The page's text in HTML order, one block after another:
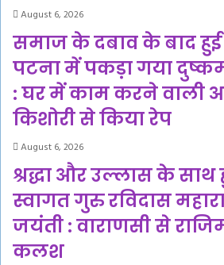
August 6, 2026
समाज के दबाव के बाद हुई
पटना में पकड़ा गया
: घर में काम करने वाली
किशोरी से किया रेप
August 6, 2026
श्रद्धा और उल्लास के
स्वागत गुरु रविदास
जयंती : वाराणसी से
कलश